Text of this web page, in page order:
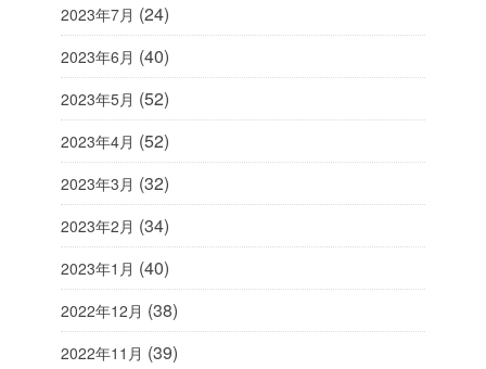
2023年7月 (24)
2023年6月 (40)
2023年5月 (52)
2023年4月 (52)
2023年3月 (32)
2023年2月 (34)
2023年1月 (40)
2022年12月 (38)
2022年11月 (39)